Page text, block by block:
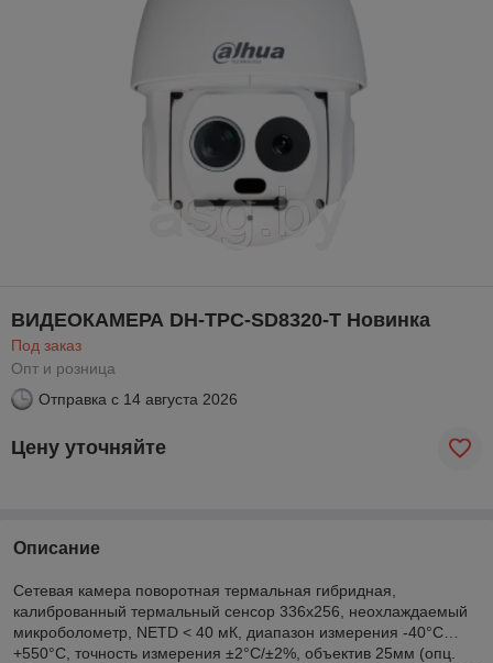
ВИДЕОКАМЕРА DH-TPC-SD8320-T Новинка
Под заказ
Опт и розница
Отправка с 14 августа 2026
Цену уточняйте
Описание
Сетевая камера поворотная термальная гибридная,
калиброванный термальный сенсор 336х256, неохлаждаемый
микроболометр, NETD < 40 мК, диапазон измерения -40°C…
+550°C, точность измерения ±2°C/±2%, объектив 25мм (опц.